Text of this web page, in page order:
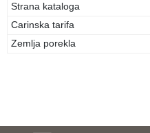
Strana kataloga
Carinska tarifa
Zemlja porekla